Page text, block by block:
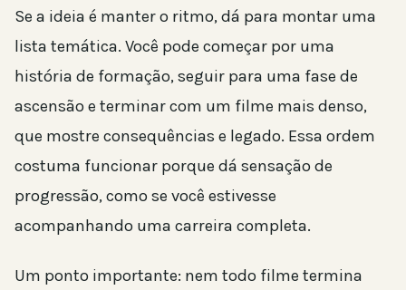
Se a ideia é manter o ritmo, dá para montar uma
lista temática. Você pode começar por uma
história de formação, seguir para uma fase de
ascensão e terminar com um filme mais denso,
que mostre consequências e legado. Essa ordem
costuma funcionar porque dá sensação de
progressão, como se você estivesse
acompanhando uma carreira completa.
Um ponto importante: nem todo filme termina